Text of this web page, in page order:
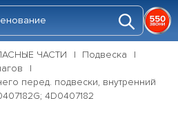
ЧАСТИ
Подвеска
перед. подвески, внутренний
4D0407182